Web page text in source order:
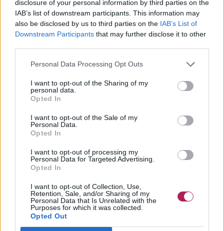
disclosure of your personal information by third parties on the
IAB’s list of downstream participants. This information may
also be disclosed by us to third parties on the IAB’s List of
Downstream Participants that may further disclose it to other
Personal Data Processing Opt Outs
I want to opt-out of the Sharing of my
personal data.
Opted In
I want to opt-out of the Sale of my
Personal Data.
Opted In
I want to opt-out of processing my
Personal Data for Targeted Advertising.
Opted In
I want to opt-out of Collection, Use,
Retention, Sale, and/or Sharing of my
Personal Data that Is Unrelated with the
Purposes for which it was collected.
Opted Out